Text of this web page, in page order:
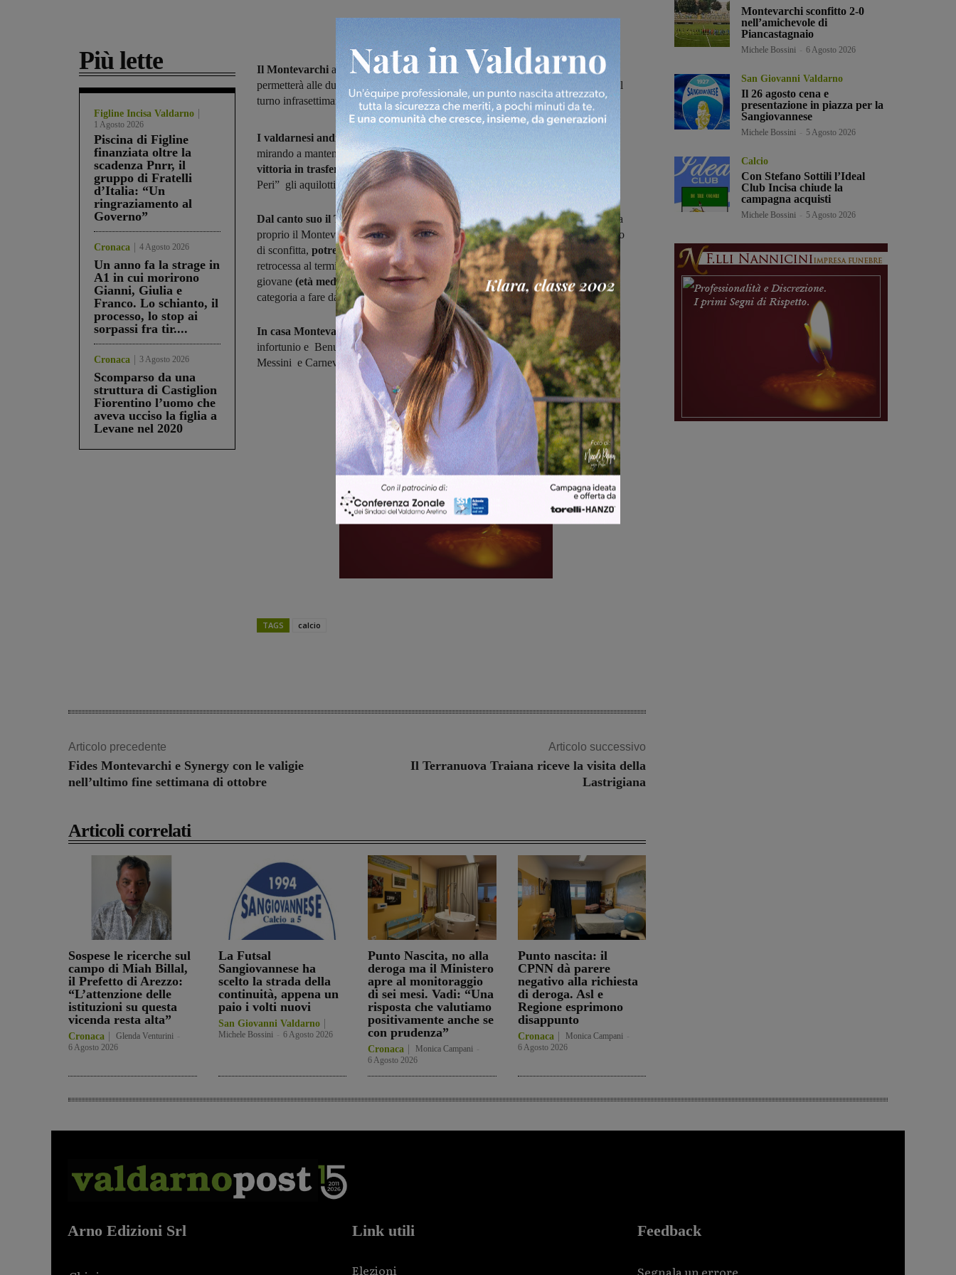
Più lette
Figline Incisa Valdarno
1 Agosto 2026
Piscina di Figline
finanziata oltre la
scadenza Pnrr, il
gruppo di Fratelli
d’Italia: “Un
ringraziamento al
Governo”
Cronaca 4 Agosto 2026
Un anno fa la strage in
A1 in cui morirono
Gianni, Giulia e
Franco. Lo schianto, il
processo, lo stop ai
sorpassi fra tir....
Cronaca 3 Agosto 2026
Scomparso da una
struttura di Castiglion
Fiorentino l’uomo che
aveva ucciso la figlia a
Levane nel 2020
Il Montevarchi anticipa a domani la gara dell’ottavo turnoa Trestina, il che
permetterà alle due squadre di avere un giorno in più
per preparare la partita del
turno infrasettimanale di mercoledì 1 novembre.
I valdarnesi andranno alla ricerca del settimo risultato utile consecutivo,
mirando a mantenere l’imbattibilità esterne magari conquistando anche la
prima
vittoria in trasferta,visto che nelle tre partite finora giocate lontana dal “Brilli
Peri” gli aquilotti hanno messo insieme altrettanti pareggi.
Dal canto suo il Trestinamirerò al successo non tanto per riprendere in classifica
proprio il Montevarchi, quanto semmai per tirarsi su da una situazione che, in caso
di sconfitta, potrebbe diventare piuttosto pericolosa.La squadra umbra
retrocessa al termine della passata stagione e poi ripescata, ha una rosa molto
giovane (età media inferiore ai 21 anni),
con alcuni giocatori esperti della
categoria a fare da punti di riferimento per il gruppo.
In casa Montevarchi,oltra ai soliti Jukic e Nannini, mancheranno Ciofi per
infortunio e Benucci per squalifica.
Sono tornati a disposizione Francalanci,
Messini e Carnevali.
TAGS calcio
Articolo precedente
Fides Montevarchi e Synergy con le valigie
nell’ultimo fine settimana di ottobre
Articolo successivo
Il Terranuova Traiana riceve la visita della
Lastrigiana
Articoli correlati
Sospese le ricerche sul
campo di Miah Billal,
il Prefetto di Arezzo:
“L’attenzione delle
istituzioni su questa
vicenda resta alta”
Cronaca Glenda Venturini
6 Agosto 2026
La Futsal
Sangiovannese ha
scelto la strada della
continuità, appena un
paio i volti nuovi
San Giovanni Valdarno
Michele Bossini 6 Agosto 2026
Punto Nascita, no alla
deroga ma il Ministero
apre al monitoraggio
di sei mesi. Vadi: “Una
risposta che valutiamo
positivamente anche se
con prudenza”
Cronaca Monica Campani
6 Agosto 2026
Punto nascita: il
CPNN dà parere
negativo alla richiesta
di deroga. Asl e
Regione esprimono
disappunto
Cronaca Monica Campani
6 Agosto 2026
Montevarchi sconfitto 2-0
nell’amichevole di
Piancastagnaio
Michele Bossini 6 Agosto 2026
San Giovanni Valdarno
Il 26 agosto cena e
presentazione in piazza per la
Sangiovannese
Michele Bossini 5 Agosto 2026
Calcio
Con Stefano Sottili l’Ideal
Club Incisa chiude la
campagna acquisti
Michele Bossini 5 Agosto 2026
Arno Edizioni Srl Link utili
Elezioni
Feedback